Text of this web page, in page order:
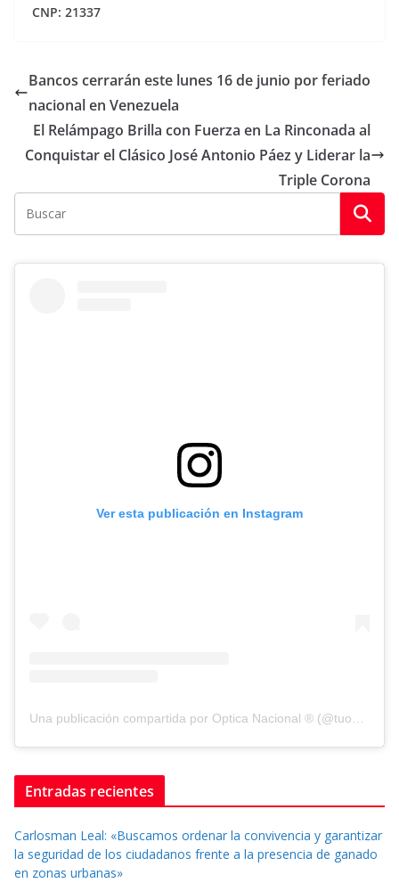
CNP: 21337
Bancos cerrarán este lunes 16 de junio por feriado
nacional en Venezuela
El Relámpago Brilla con Fuerza en La Rinconada al
Conquistar el Clásico José Antonio Páez y Liderar la
Triple Corona
Ver esta publicación en Instagram
Una publicación compartida por Optica Nacional ® (@tuopticanacional)
Entradas recientes
Carlosman Leal: «Buscamos ordenar la convivencia y garantizar
la seguridad de los ciudadanos frente a la presencia de ganado
en zonas urbanas»